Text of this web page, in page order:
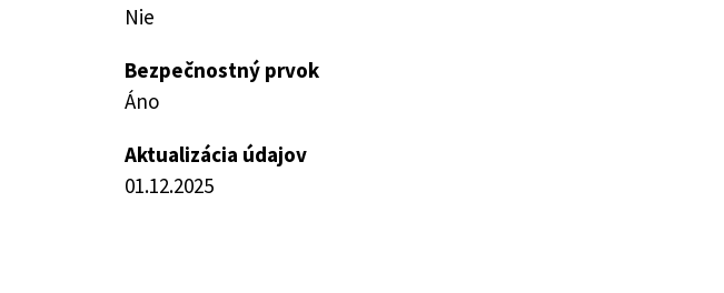
Nie
Bezpečnostný prvok
Áno
Aktualizácia údajov
01.12.2025